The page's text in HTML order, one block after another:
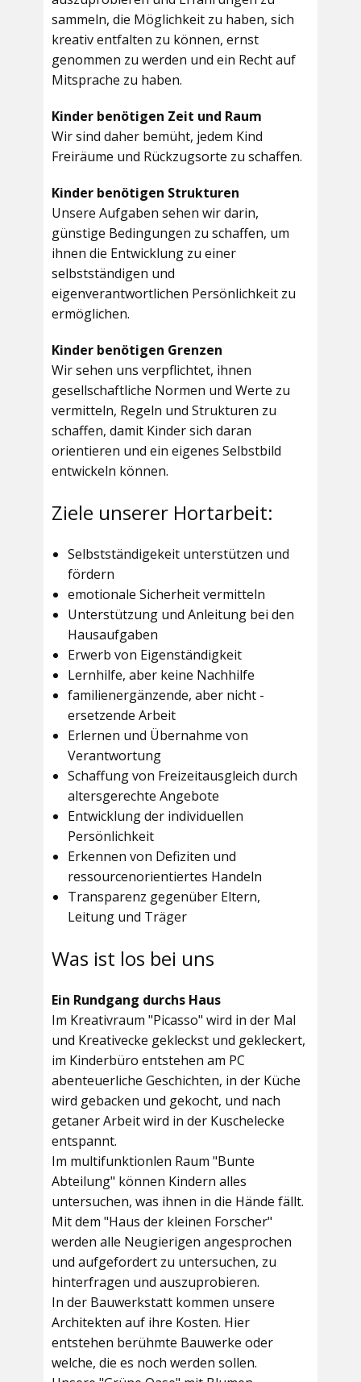
sammeln, die Möglichkeit zu haben, sich
kreativ entfalten zu können, ernst
genommen zu werden und ein Recht auf
Mitsprache zu haben.
Kinder benötigen Zeit und Raum
Wir sind daher bemüht, jedem Kind
Freiräume und Rückzugsorte zu schaffen.
Kinder benötigen Strukturen
Unsere Aufgaben sehen wir darin,
günstige Bedingungen zu schaffen, um
ihnen die Entwicklung zu einer
selbstständigen und
eigenverantwortlichen Persönlichkeit zu
ermöglichen.
Kinder benötigen Grenzen
Wir sehen uns verpflichtet, ihnen
gesellschaftliche Normen und Werte zu
vermitteln, Regeln und Strukturen zu
schaffen, damit Kinder sich daran
orientieren und ein eigenes Selbstbild
entwickeln können.
Ziele unserer Hortarbeit:
Selbstständigekeit unterstützen und
fördern
emotionale Sicherheit vermitteln
Unterstützung und Anleitung bei den
Hausaufgaben
Erwerb von Eigenständigkeit
Lernhilfe, aber keine Nachhilfe
familienergänzende, aber nicht -
ersetzende Arbeit
Erlernen und Übernahme von
Verantwortung
Schaffung von Freizeitausgleich durch
altersgerechte Angebote
Entwicklung der individuellen
Persönlichkeit
Erkennen von Defiziten und
ressourcenorientiertes Handeln
Transparenz gegenüber Eltern,
Leitung und Träger
Was ist los bei uns
Ein Rundgang durchs Haus
Im Kreativraum "Picasso" wird in der Mal
und Kreativecke gekleckst und gekleckert,
im Kinderbüro entstehen am PC
abenteuerliche Geschichten, in der Küche
wird gebacken und gekocht, und nach
getaner Arbeit wird in der Kuschelecke
entspannt.
Im multifunktionlen Raum "Bunte
Abteilung" können Kindern alles
untersuchen, was ihnen in die Hände fällt.
Mit dem "Haus der kleinen Forscher"
werden alle Neugierigen angesprochen
und aufgefordert zu untersuchen, zu
hinterfragen und auszuprobieren.
In der Bauwerkstatt kommen unsere
Architekten auf ihre Kosten. Hier
entstehen berühmte Bauwerke oder
welche, die es noch werden sollen.